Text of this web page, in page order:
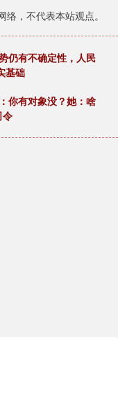
，不代表本站观点。
仍有不确定性，人民
基础
你有对象没？她：啥
令